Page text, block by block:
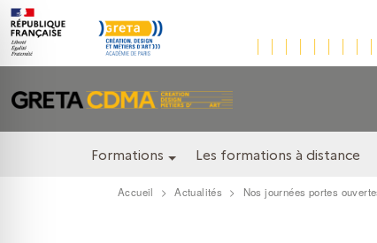
Formations Les formations à distance
Accueil Actualités Nos journées portes